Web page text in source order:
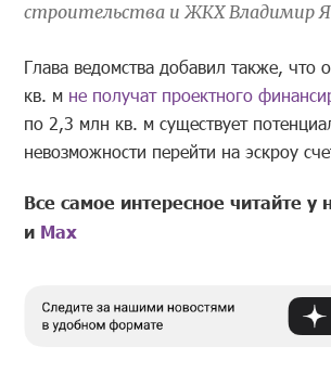
строительства и ЖКХВладимир
Глава ведомства добавил также, что
кв. м не получат проектного
по 2,3 млн кв. м существует
невозможности перейти на эскроу
Все самое интересное читайте у
и Mах